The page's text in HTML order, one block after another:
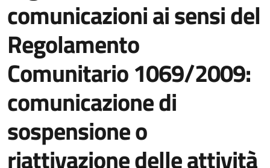
comunicazioni ai sensi del
Regolamento
Comunitario 1069/2009:
comunicazione di
sospensione o
riattivazione delle attività